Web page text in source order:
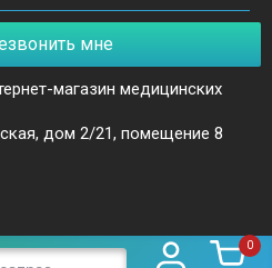
0
мне
магазин медицинских
дом 2/21, помещение 8